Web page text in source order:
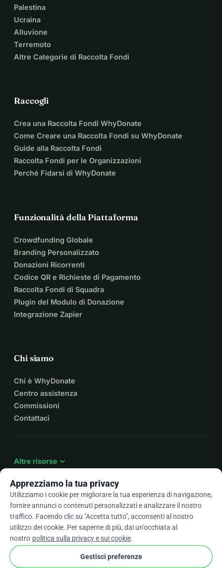
Palestina
Ucraina
Alluvione
Terremoto
Altre Categorie di Raccolta Fondi
Raccogli
Crea una Raccolta Fondi WhyDonate
Come Creare una Raccolta Fondi su WhyDonate
Guide alla Raccolta Fondi
Raccolta Fondi per le Organizzazioni
Perché Fidarsi di WhyDonate
Funzionalità della Piattaforma
Crowdfunding Globale
Branding Personalizzato
Donazioni Ricorrenti
Codice QR e Richieste di Pagamento
Raccolta Fondi di Squadra
Plugin del Modulo di Donazione
Integrazione Zapier
Chi siamo
Chi è WhyDonate
Centro assistenza
Commissioni
Contattaci
Altre risorse expand_more
It arrow_drop_down
★★★★★4,9 / 5 basato su oltre 500 recensioni
Apprezziamo la tua privacy
Utilizziamo i cookie per migliorare la tua esperienza di navigazione,
fornire annunci o contenuti personalizzati e analizzare il nostro
traffico. Facendo clic su "Accetta tutto", acconsenti al nostro
utilizzo dei cookie. Per saperne di più, dai un'occhiata al
nostro politica sulla privacy e sui cookie.
Gestisci preferenze